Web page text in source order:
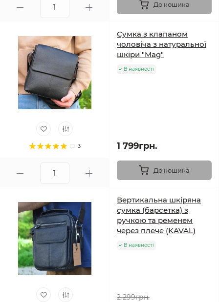
До кошика
3
Сумка з клапаном
чоловіча з натуральної
шкіри "Mag"
В наявності
1 799грн.
До кошика
Вертикальна шкіряна
сумка (барсетка) з
ручкою та ременем
через плече (KAVAL)
В наявності
2 299грн.